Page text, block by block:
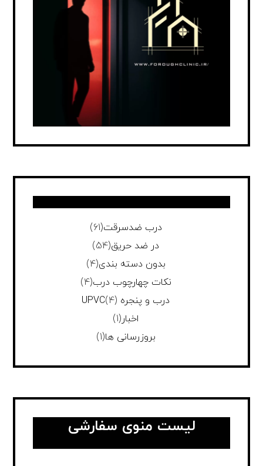
درب ضدسرقت(61)
در ضد حریق(54)
بدون دسته بندی(4)
نکات چهارچوب درب(4)
درب و پنجره UPVC (4)
اخبار(1)
بروزرسانی ها(1)
لیست منوی سفارشی